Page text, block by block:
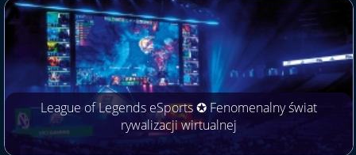
League of Legends eSports ✪ Fenomenalny świat
rywalizacji wirtualnej